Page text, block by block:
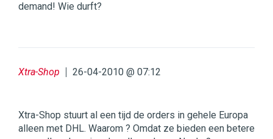
demand! Wie durft?
Xtra-Shop 26-04-2010 @ 07:12
Xtra-Shop stuurt al een tijd de orders in gehele Europa
alleen met DHL. Waarom ? Omdat ze bieden een betere